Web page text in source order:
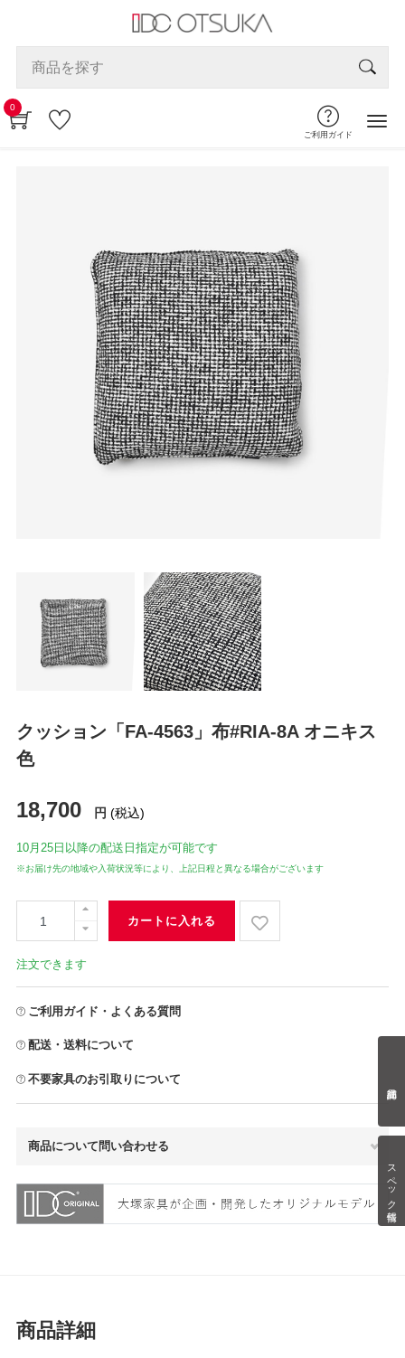
スペック情報
0
ご利用ガイド
クッション「FA-4563」布#RIA-8A オニキス
色
18,700 円 (税込)
10月25日 以降の配送日指定が可能です
※お届け先の地域や入荷状況等により、上記日程と異なる場合がございます
カートに入れる
注文できます
ご利用ガイド・よくある質問
配送・送料について
不要家具のお引取りについて
商品について問い合わせる
商品詳細